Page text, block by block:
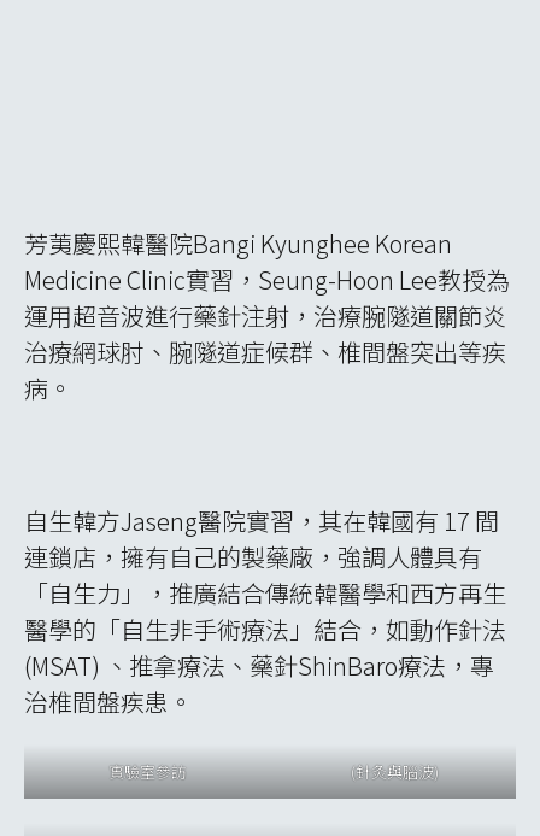
芳荑慶熙韓醫院Bangi Kyunghee Korean
Medicine Clinic實習，Seung-Hoon Lee教授為
運用超音波進行藥針注射，治療腕隧道關節炎
治療網球肘、腕隧道症候群、椎間盤突出等疾
病。